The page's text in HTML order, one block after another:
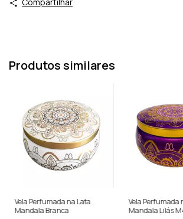
Produtos similares
Vela Perfumada na Lata
Mandala Branca
Vela Perfumada
Mandala Lilás